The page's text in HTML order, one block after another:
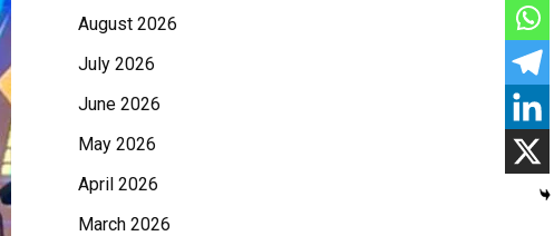
August 2026
July 2026
June 2026
May 2026
April 2026
March 2026